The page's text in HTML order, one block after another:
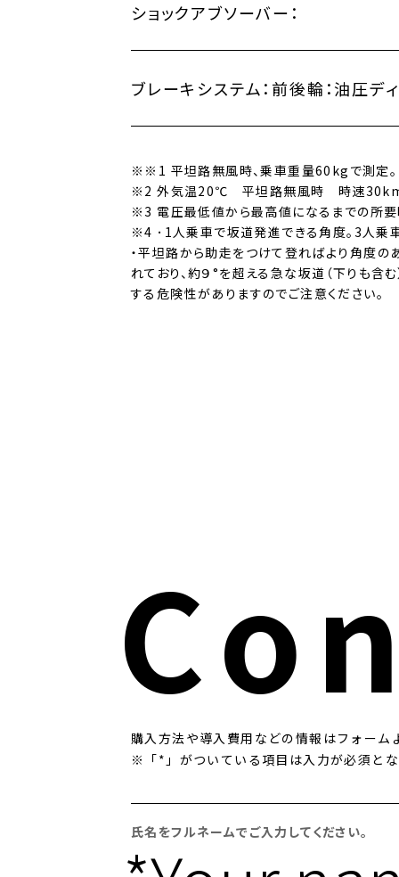
ショックアブソーバー：
ブレーキシステム： 前後輪：油圧デ
※※1 平坦路無風時、乗車重量60kgで測定。
※2 外気温20℃ 平坦路無風時 時速30km
※3 電圧最低値から最高値になるまでの所要
※4 ･1人乗車で坂道発進できる角度。3人乗
・平坦路から助走をつけて登ればより角度の
れており、約９°を超える急な坂道（下りも
する危険性がありますのでご注意ください。
購⼊⽅法や導⼊費⽤などの情報はフォー
※「*」がついている項⽬は⼊⼒が必須と
氏名をフルネームでご入力してください。